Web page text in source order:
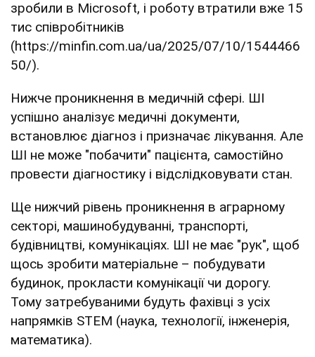
зробили в Microsoft, і роботу втратили вже 15
тис співробітників
(https://minfin.com.ua/ua/2025/07/10/1544466
50/).
Нижче проникнення в медичній сфері. ШІ
успішно аналізує медичні документи,
встановлює діагноз і призначає лікування. Але
ШІ не може "побачити" пацієнта, самостійно
провести діагностику і відслідковувати стан.
Ще нижчий рівень проникнення в аграрному
секторі, машинобудуванні, транспорті,
будівництві, комунікаціях. ШІ не має "рук", щоб
щось зробити матеріальне – побудувати
будинок, прокласти комунікації чи дорогу.
Тому затребуваними будуть фахівці з усіх
напрямків STEM (наука, технології, інженерія,
математика).